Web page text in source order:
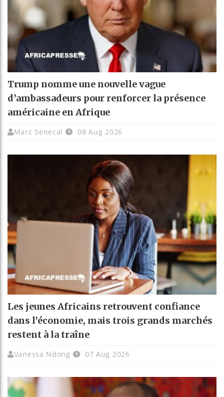
Trump nomme une nouvelle vague
d’ambassadeurs pour renforcer la présence
américaine en Afrique
Marc Senecal 08 Aug 2026
Les jeunes Africains retrouvent confiance
dans l’économie, mais trois grands marchés
restent à la traîne
Vanessa Ndong 07 Aug 2026